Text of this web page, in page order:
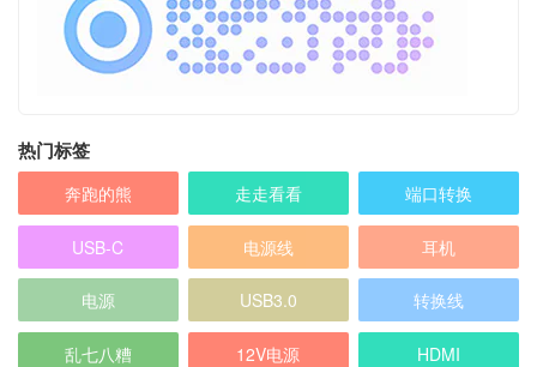
热门标签
奔跑的熊 走走看看 端口转换
USB-C 电源线 耳机
电源 USB3.0 转换线
乱七八糟 12V电源 HDMI